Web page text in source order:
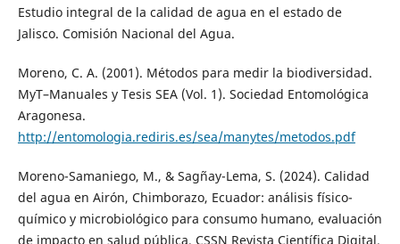
Estudio integral de la calidad de agua en el estado de
Jalisco. Comisión Nacional del Agua.
Moreno, C. A. (2001). Métodos para medir la biodiversidad.
MyT–Manuales y Tesis SEA (Vol. 1). Sociedad Entomológica
Aragonesa.
http://entomologia.rediris.es/sea/manytes/metodos.pdf
Moreno-Samaniego, M., & Sagñay-Lema, S. (2024). Calidad
del agua en Airón, Chimborazo, Ecuador: análisis físico-
químico y microbiológico para consumo humano, evaluación
de impacto en salud pública. CSSN Revista Científica Digital.